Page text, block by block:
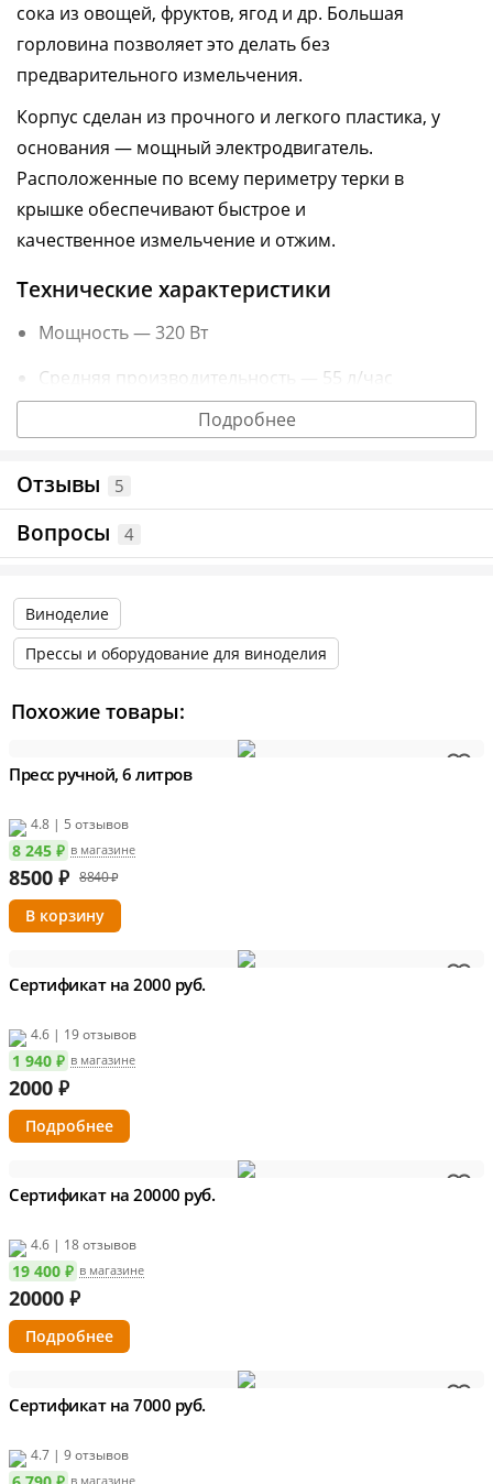
сока из овощей, фруктов, ягод и др. Большая
горловина позволяет это делать без
предварительного измельчения.
Корпус сделан из прочного и легкого пластика, у
основания — мощный электродвигатель.
Расположенные по всему периметру терки в
крышке обеспечиваютбыстрое и
качественное измельчение и отжим.
Технические характеристики
Мощность — 320 Вт
Средняя производительность — 55 л/час
Информация о технических характеристиках, комплектации и
данных от поставщика.
Подробнее
Отзывы 5
Вопросы 4
Виноделие
Прессы и оборудование для виноделия
Похожие товары:
Пресс ручной, 6 литров
4.8 | 5 отзывов
8 245 ₽ в магазине
8500 ₽ 8840 ₽
Сертификат на 2000 руб.
4.6 | 19 отзывов
1 940 ₽ в магазине
2000 ₽
Подробнее
Сертификат на 20000 руб.
4.6 | 18 отзывов
19 400 ₽ в магазине
20000 ₽
Подробнее
Сертификат на 7000 руб.
4.7 | 9 отзывов
в магазине